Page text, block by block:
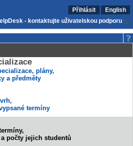
Přihlásit
English
- kontaktujte uživatelskou podporu
plány,
a předměty
termíny
počty jejich studentů